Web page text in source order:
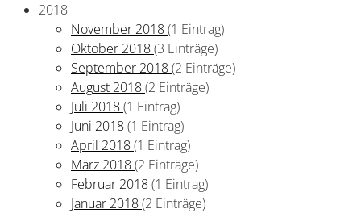
2018
November 2018(1 Eintrag)
Oktober 2018(3 Einträge)
September 2018(2 Einträge)
August 2018(2 Einträge)
Juli 2018(1 Eintrag)
Juni 2018(1 Eintrag)
April 2018(1 Eintrag)
März 2018(2 Einträge)
Februar 2018(1 Eintrag)
Januar 2018(2 Einträge)